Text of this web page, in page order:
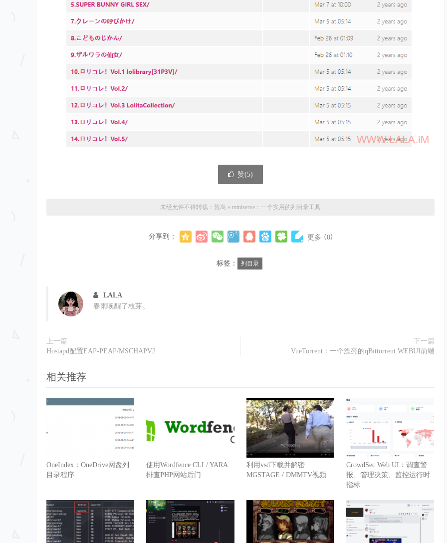
赞(5)
未经允许不得转载： 荒岛 » miniserve：一个实用的列目录工具
分享到： 更多 (0)
标签： 列目录
LALA
春雨唤醒了枝芽。
上一篇
Hostapd配置EAP-PEAP/MSCHAPV2
下一篇
VueTorrent：一个漂亮的qBittorrent WEBUI前端
相关推荐
OneIndex：OneDrive网盘列
目录程序
使用Wordfence CLI / YARA
排查PHP网站后门
利用vsd下载并解密
MGSTAGE / DMMTV视频
CrowdSec Web UI：调查警
报、管理决策、监控运行时
指标